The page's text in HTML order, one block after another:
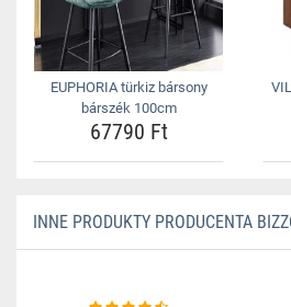
EUPHORIA türkiz bársony
bárszék 100cm
67790 Ft
INNE PRODUKTY PRODUCENTA